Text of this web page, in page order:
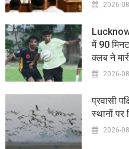
2026-
में 90
क्लब ने
2026-
प्रवासी
स्थानों पर
2026-